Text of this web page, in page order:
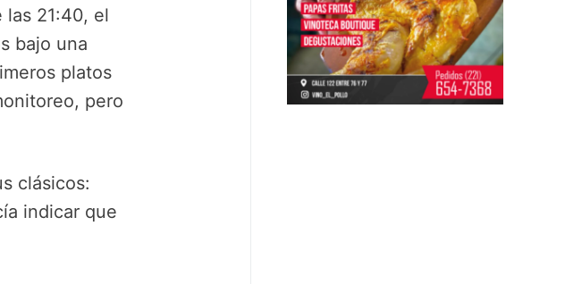
las 21:40, el
bajo una
platos
pero
clásicos:
indicar que